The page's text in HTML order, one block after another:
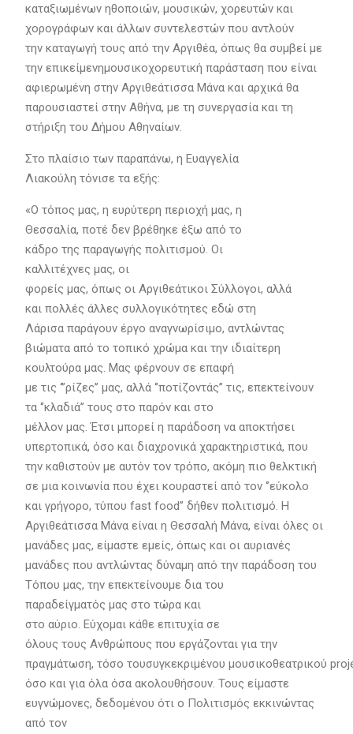
καταξιωμένων ηθοποιών, μουσικών, χορευτών και
χορογράφων και άλλων συντελεστών που αντλούν
την καταγωγή τους από την Αργιθέα, όπως θα συμβεί με
την επικείμενημουσικοχορευτική παράσταση που είναι
αφιερωμένη στην Αργιθεάτισσα Μάνα και αρχικά θα
παρουσιαστεί στην Αθήνα, με τη συνεργασία και τη
στήριξη του Δήμου Αθηναίων.
Στο πλαίσιο των παραπάνω, η Ευαγγελία
Λιακούλη τόνισε τα εξής:
«Ο τόπος μας, η ευρύτερη περιοχή μας, η
Θεσσαλία, ποτέ δεν βρέθηκε έξω από το
κάδρο της παραγωγής πολιτισμού. Οι
καλλιτέχνες μας, οι
φορείς μας, όπως οι Αργιθεάτικοι Σύλλογοι, αλλά
και πολλές άλλες συλλογικότητες εδώ στη
Λάρισα παράγουν έργο αναγνωρίσιμο, αντλώντας
βιώματα από το τοπικό χρώμα και την ιδιαίτερη
κουλτούρα μας. Μας φέρνουν σε επαφή
με τις ‘’’ρίζες’’ μας, αλλά ‘’ποτίζοντάς’’ τις, επεκτείνουν
τα ‘’κλαδιά’’ τους στο παρόν και στο
μέλλον μας. Έτσι μπορεί η παράδοση να αποκτήσει
υπερτοπικά, όσο και διαχρονικά χαρακτηριστικά, που
την καθιστούν με αυτόν τον τρόπο, ακόμη πιο θελκτική
σε μια κοινωνία που έχει κουραστεί από τον ‘’εύκολο
και γρήγορο, τύπου fast food’’ δήθεν πολιτισμό. Η
Αργιθεάτισσα Μάνα είναι η Θεσσαλή Μάνα, είναι όλες οι
μανάδες μας, είμαστε εμείς, όπως και οι αυριανές
μανάδες που αντλώντας δύναμη από την παράδοση του
Τόπου μας, την επεκτείνουμε δια του
παραδείγματός μας στο τώρα και
στο αύριο. Εύχομαι κάθε επιτυχία σε
όλους τους Ανθρώπους που εργάζονται για την
πραγμάτωση, τόσο τουσυγκεκριμένου μουσικοθεατρικού
όσο και για όλα όσα ακολουθήσουν. Τους είμαστε
ευγνώμονες, δεδομένου ότι ο Πολιτισμός εκκινώντας
από τον